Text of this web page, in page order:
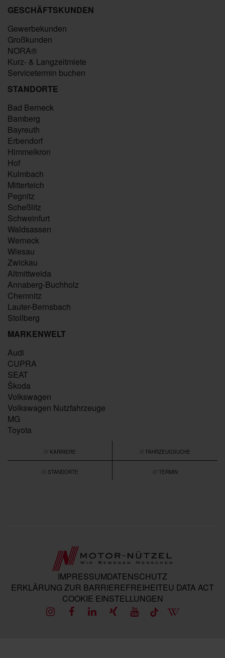
GESCHÄFTSKUNDEN
Gewerbekunden
Großkunden
NORA®
Kurz- & Langzeitmiete
Servicetermin buchen
STANDORTE
Bad Berneck
Bamberg
Bayreuth
Erbendorf
Himmelkron
Hof
Kulmbach
Mitterteich
Pegnitz
Scheßlitz
Schweinfurt
Waldsassen
Werneck
Wiesau
Zwickau
Altmittweida
Annaberg-Buchholz
Chemnitz
Lauter-Bernsbach
Stollberg
MARKENWELT
Audi
CUPRA
SEAT
Škoda
Volkswagen
Volkswagen Nutzfahrzeuge
MG
Toyota
/// KARRIERE /// FAHRZEUGSUCHE
/// STANDORTE /// TERMIN
IMPRESSUMDATENSCHUTZ
ERKLÄRUNG ZUR BARRIEREFREIHEITEU DATA ACT
COOKIE EINSTELLUNGEN